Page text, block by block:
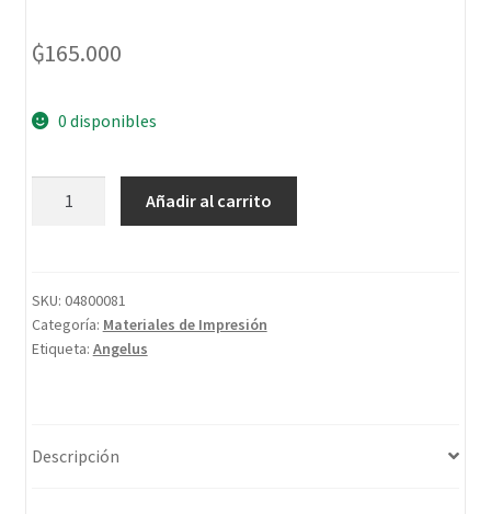
₲165.000
0 disponibles
Añadir al carrito
SKU: 04800081
Categoría: Materiales de Impresión
Etiqueta: Angelus
Descripción